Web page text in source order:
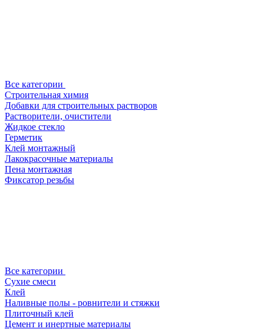
Все категории
Строительная химия
Добавки для строительных растворов
Растворители, очистители
Жидкое стекло
Герметик
Клей монтажный
Лакокрасочные материалы
Пена монтажная
Фиксатор резьбы
Все категории
Сухие смеси
Клей
Наливные полы - ровнители и стяжки
Плиточный клей
Цемент и инертные материалы